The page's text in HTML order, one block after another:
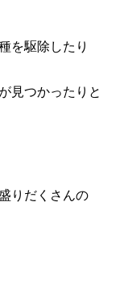
を駆除したり
見つかったりと
りだくさんの